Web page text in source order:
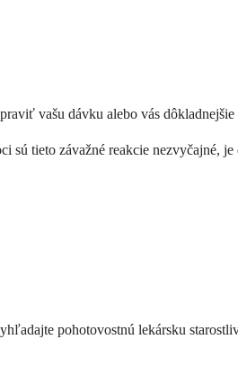
vašu dávku alebo vás
tieto závažné reakcie nezvyčajné,
pohotovostnú lekársku